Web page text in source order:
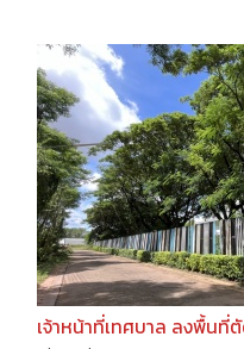
เจ้าหน้าที่เทศบาล ลงพื้น